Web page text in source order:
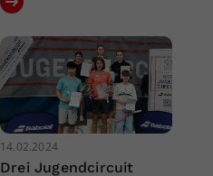
14.02.2024
Drei Jugendcircuit